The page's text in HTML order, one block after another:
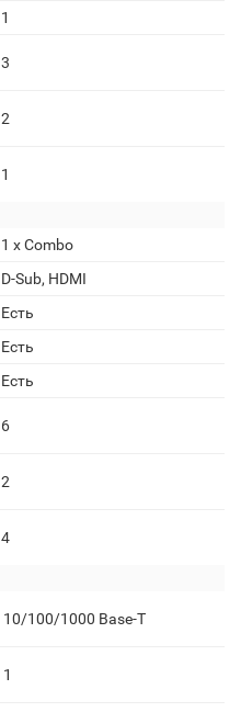
1
3
2
1
1 x Combo
D-Sub, HDMI
Есть
Есть
Есть
6
2
4
10/100/1000 Base-T
1